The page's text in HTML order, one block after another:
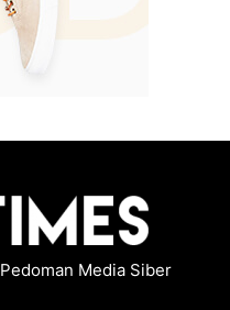
Pedoman Media Siber